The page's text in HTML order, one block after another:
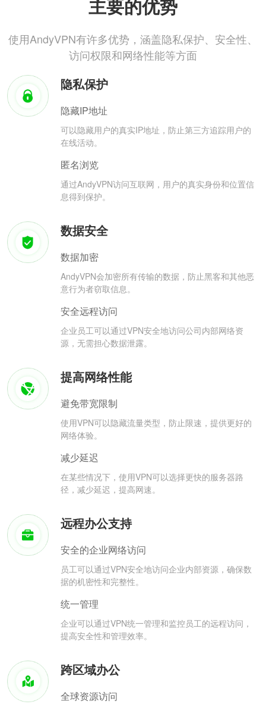
主要的优势
使用AndyVPN有许多优势，涵盖隐私保护、安全性、
访问权限和网络性能等方面
隐私保护
隐藏IP地址
可以隐藏用户的真实IP地址，防止第三方追踪用户的
在线活动。
匿名浏览
通过AndyVPN访问互联网，用户的真实身份和位置信
息得到保护。
数据安全
数据加密
AndyVPN会加密所有传输的数据，防止黑客和其他恶
意行为者窃取信息。
安全远程访问
企业员工可以通过VPN安全地访问公司内部网络资
源，无需担心数据泄露。
提高网络性能
避免带宽限制
使用VPN可以隐藏流量类型，防止限速，提供更好的
网络体验。
减少延迟
在某些情况下，使用VPN可以选择更快的服务器路
径，减少延迟，提高网速。
远程办公支持
安全的企业网络访问
员工可以通过VPN安全地访问企业内部资源，确保数
据的机密性和完整性。
统一管理
企业可以通过VPN统一管理和监控员工的远程访问，
提高安全性和管理效率。
跨区域办公
全球资源访问